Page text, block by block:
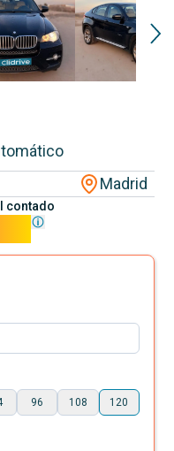
Madrid
contado
96 108 120